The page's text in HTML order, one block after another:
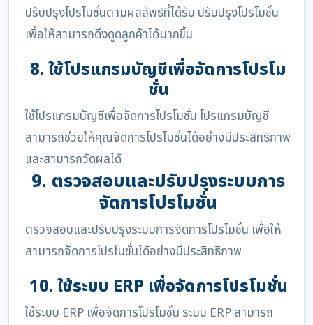
ปรับปรุงโปรโมชั่นตามผลลัพธ์ที่ได้รับ ปรับปรุงโปรโมชั่น
เพื่อให้สามารถดึงดูดลูกค้าได้มากขึ้น
8. ใช้โปรแกรมบัญชีเพื่อจัดการโปรโม
ชั่น
ใช้โปรแกรมบัญชีเพื่อจัดการโปรโมชั่น โปรแกรมบัญชี
สามารถช่วยให้คุณจัดการโปรโมชั่นได้อย่างมีประสิทธิภาพ
และสามารถวัดผลได้
9. ตรวจสอบและปรับปรุงระบบการ
จัดการโปรโมชั่น
ตรวจสอบและปรับปรุงระบบการจัดการโปรโมชั่น เพื่อให้
สามารถจัดการโปรโมชั่นได้อย่างมีประสิทธิภาพ
10. ใช้ระบบ ERP เพื่อจัดการโปรโมชั่น
ใช้ระบบ ERP เพื่อจัดการโปรโมชั่น ระบบ ERP สามารถ